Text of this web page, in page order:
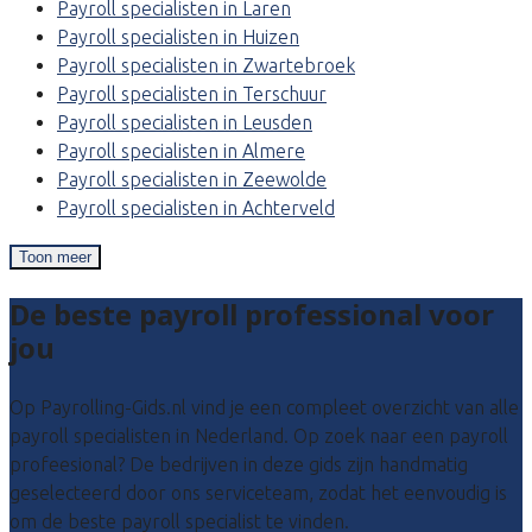
Payroll specialisten in Laren
Payroll specialisten in Huizen
Payroll specialisten in Zwartebroek
Payroll specialisten in Terschuur
Payroll specialisten in Leusden
Payroll specialisten in Almere
Payroll specialisten in Zeewolde
Payroll specialisten in Achterveld
Toon meer
De beste payroll professional voor
jou
Op Payrolling-Gids.nl vind je een compleet overzicht van alle
payroll specialisten in Nederland. Op zoek naar een payroll
profeesional? De bedrijven in deze gids zijn handmatig
geselecteerd door ons serviceteam, zodat het eenvoudig is
om de beste payroll specialist te vinden.